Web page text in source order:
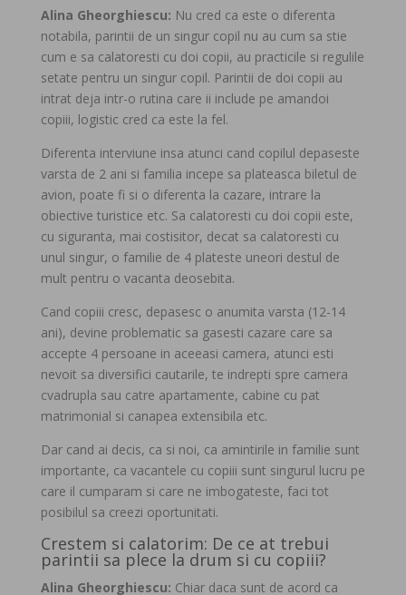
Alina Gheorghiescu: Nu cred ca este o diferenta
notabila, parintii de un singur copil nu au cum sa stie
cum e sa calatoresti cu doi copii, au practicile si regulile
setate pentru un singur copil. Parintii de doi copii au
intrat deja intr-o rutina care ii include pe amandoi
copiii, logistic cred ca este la fel.
Diferenta interviune insa atunci cand copilul depaseste
varsta de 2 ani si familia incepe sa plateasca biletul de
avion, poate fi si o diferenta la cazare, intrare la
obiective turistice etc. Sa calatoresti cu doi copii este,
cu siguranta, mai costisitor, decat sa calatoresti cu
unul singur, o familie de 4 plateste uneori destul de
mult pentru o vacanta deosebita.
Cand copiii cresc, depasesc o anumita varsta (12-14
ani), devine problematic sa gasesti cazare care sa
accepte 4 persoane in aceeasi camera, atunci esti
nevoit sa diversifici cautarile, te indrepti spre camera
cvadrupla sau catre apartamente, cabine cu pat
matrimonial si canapea extensibila etc.
Dar cand ai decis, ca si noi, ca amintirile in familie sunt
importante, ca vacantele cu copiii sunt singurul lucru pe
care il cumparam si care ne imbogateste, faci tot
posibilul sa creezi oportunitati.
Crestem si calatorim: De ce at trebui
parintii sa plece la drum si cu copiii?
Alina Gheorghiescu: Chiar daca sunt de acord ca